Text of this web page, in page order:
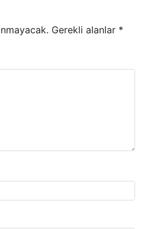
Gerekli alanlar *